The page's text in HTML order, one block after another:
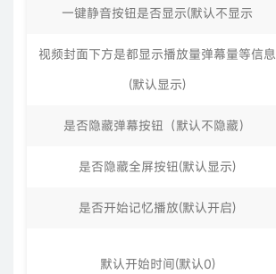
一键静音按钮是否显示(默认不显示
视频封面下方是都显示播放量弹幕量等信息
(默认显示)
是否隐藏弹幕按钮（默认不隐藏）
是否隐藏全屏按钮(默认显示)
是否开始记忆播放(默认开启)
默认开始时间(默认0)